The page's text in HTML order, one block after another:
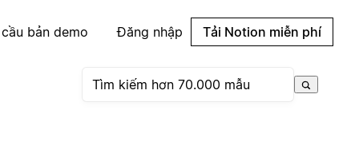
bản demo Đăng nhập Tải Notion miễn phí